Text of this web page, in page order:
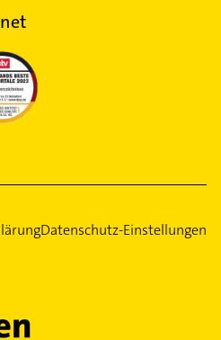
Datenschutz-Einstellungen